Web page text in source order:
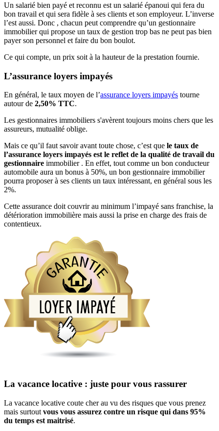
Un salarié bien payé et reconnu est un salarié épanoui qui fera du
bon travail et qui sera fidèle à ses clients et son employeur. L’inverse
l’est aussi. Donc , chacun peut comprendre qu’un gestionnaire
immobilier qui propose un taux de gestion trop bas ne peut pas bien
payer son personnel et faire du bon boulot.
Ce qui compte, un prix soit à la hauteur de la prestation fournie.
L’assurance loyers impayés
En général, le taux moyen de l’assurance loyers impayés tourne
autour de 2,50% TTC.
Les gestionnaires immobiliers s'avèrent toujours moins chers que les
assureurs, mutualité oblige.
Mais ce qu’il faut savoir avant toute chose, c’est que le taux de
l’assurance loyers impayés est le reflet de la qualité de travail du
gestionnaire immobilier . En effet, tout comme un bon conducteur
automobile aura un bonus à 50%, un bon gestionnaire immobilier
pourra proposer à ses clients un taux intéressant, en général sous les
2%.
Cette assurance doit couvrir au minimum l’impayé sans franchise, la
détérioration immobilière mais aussi la prise en charge des frais de
contentieux.
La vacance locative : juste pour vous rassurer
La vacance locative coute cher au vu des risques que vous prenez
mais surtout vous vous assurez contre un risque qui dans 95%
du temps est maitrisé.